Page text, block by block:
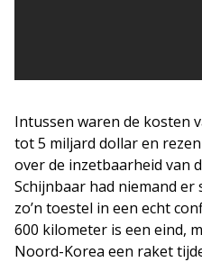
Intussen waren de kosten
tot 5 miljard dollar en
over de inzetbaarheid van
Schijnbaar had niemand
zo’n toestel in een echt
600 kilometer is een eind,
Noord-Korea een raket